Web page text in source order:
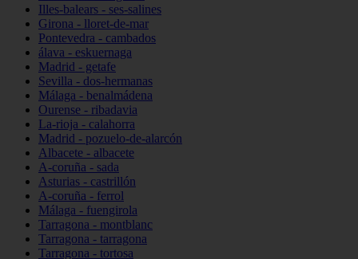
Illes-balears - ses-salines
Girona - lloret-de-mar
Pontevedra - cambados
álava - eskuernaga
Madrid - getafe
Sevilla - dos-hermanas
Málaga - benalmádena
Ourense - ribadavia
La-rioja - calahorra
Madrid - pozuelo-de-alarcón
Albacete - albacete
A-coruña - sada
Asturias - castrillón
A-coruña - ferrol
Málaga - fuengirola
Tarragona - montblanc
Tarragona - tarragona
Tarragona - tortosa